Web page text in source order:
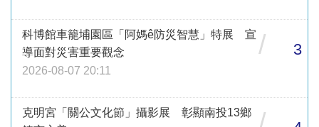
科博館車籠埔園區「阿媽ê防災智慧」特展 宣
導面對災害重要觀念
2026-08-07 20:11
/ 3
克明宮「關公文化節」攝影展 彰顯南投13鄉